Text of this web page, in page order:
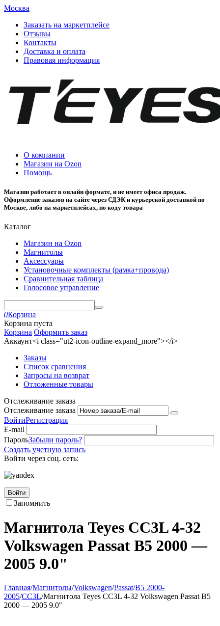
Москва
Заказать на маркетплейсе
Отзывы
Контакты
Доставка и оплата
Правовая информация
О компании
Магазин на Ozon
Помощь
Магазин работает в онлайн формате, и не имеет офиса продаж.
Оформление заказов на сайте через СДЭК и курьерской доставкой по
Москве, либо на маркетплейсах, по коду товара
Каталог
Магазин на Ozon
Магнитолы
Аксессуары
Установочные комплекты (рамка+провода)
Сравнительная таблица
Голосовое управление
0Корзина
Корзина пуста
Корзина Оформить заказ
Аккаунт<i class="ut2-icon-outline-expand_more"></i>
Заказы
Список сравнения
Запросы на возврат
Отложенные товары
Отслеживание заказа
Отслеживание заказа
ВойтиРегистрация
E-mail
ПарольЗабыли пароль?
Создать учетную запись
Войти через соц. сеть:
Войти
Запомнить
Магнитола Teyes CC3L 4-32
Volkswagen Passat B5 2000 —
2005 9.0"
Главная/Магнитолы/Volkswagen/Passat/B5 2000-
2005/CC3L/Магнитола Teyes CC3L 4-32 Volkswagen Passat B5
2000 — 2005 9.0"